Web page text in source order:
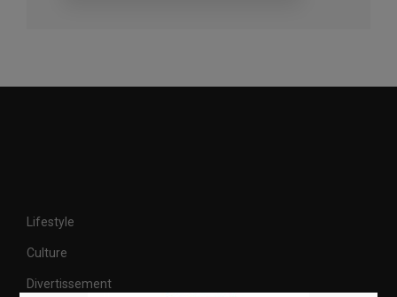
Lifestyle
Culture
Divertissement